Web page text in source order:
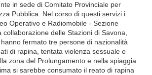
in sede di Comitato Provinciale per
Pubblica. Nel corso di questi servizi i
Operativo e Radiomobile - Sezione
collaborazione delle Stazioni di Savona,
fermato tre persone di nazionalità
di rapina, tentata violenza sessuale e
zona del Prolungamento e nella spiaggia
si sarebbe consumato il reato di rapina